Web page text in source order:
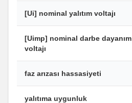
[Ui] nominal yalıtım voltajı
[Uimp] nominal darbe dayanım
voltajı
faz arızası hassasiyeti
yalıtıma uygunluk